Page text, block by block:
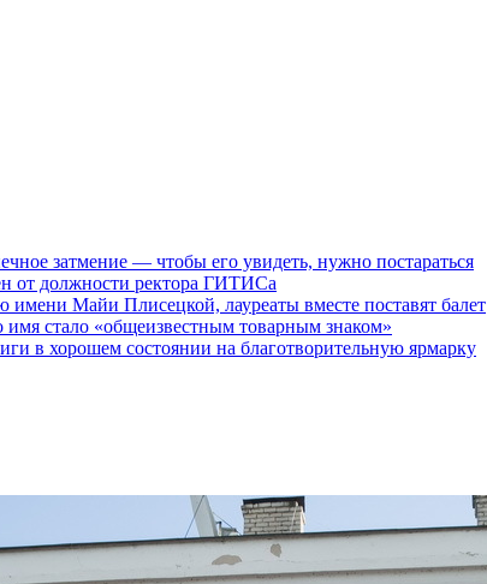
затмение — чтобы его увидеть, нужно постараться
от должности ректора ГИТИСа
Майи Плисецкой, лауреаты вместе поставят балет
стало «общеизвестным товарным знаком»
в хорошем состоянии на благотворительную ярмарку